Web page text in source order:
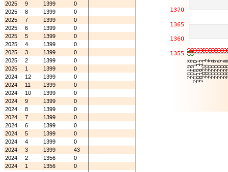
2025
9 1399
0
2025
8 1399
0
2025
7 1399
0
2025
6 1399
0
2025
5 1399
0
2025
4 1399
0
2025
3 1399
0
2025
2 1399
0
2025
1 1399
0
2024
12 1399
0
2024
11 1399
0
2024
10 1399
0
2024
9 1399
0
2024
8 1399
0
2024
7 1399
0
2024
6 1399
0
2024
5 1399
0
2024
4 1399
0
2024
3 1399
43
2024
2 1356
0
2024
1 1356
0